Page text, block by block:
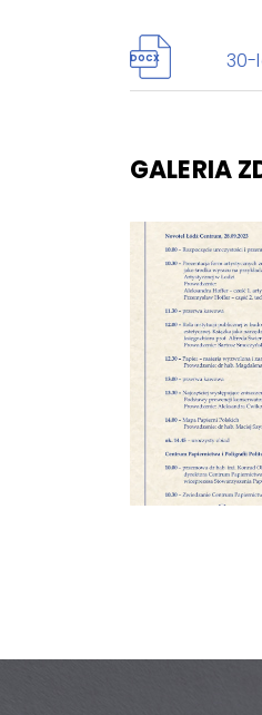
DOCX 30-
GALERIA